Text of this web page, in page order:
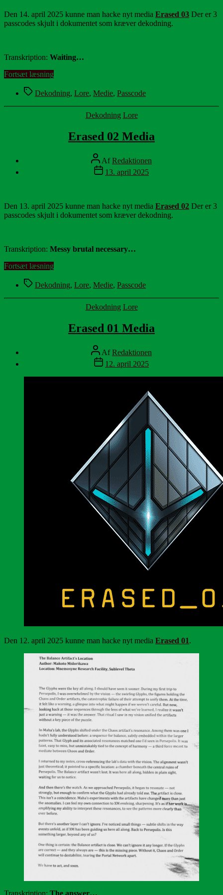
Den 14. april 2025 kunne man hacke nyt media Erased 03 Der er 3
passcodes skjult i dokumentet som kræver dekodning.
Transkription: Waiting…
Fortsæt læsning
Media”
TagsDekodning, Lore, Medie, Passcode
Kategorier
Dekodning Lore
Erased 02 Media
Indlægsforfatter
AfRedaktionen
Indlægsdato
13. april 2025
Den 13. april 2025 kunne man hacke nyt media Erased 02 Der er 3
passcodes skjult i dokumentet som kræver dekodning.
Transkription: Messy brutal necessary…
Fortsæt læsning
Media”
TagsDekodning, Lore, Medie, Passcode
Kategorier
Dekodning Lore
Erased 01 Media
Indlægsforfatter
AfRedaktionen
Indlægsdato
12. april 2025
Den 12. april 2025 kunne man hacke nyt media Erased 01.
Transkription: The answer…